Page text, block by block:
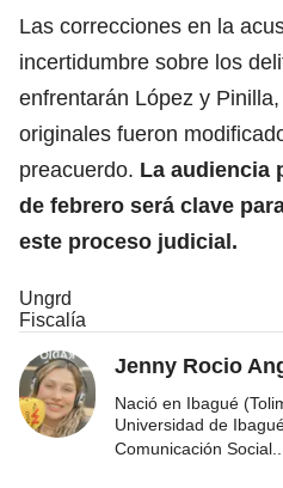
Las correcciones en la
incertidumbre sobre los
enfrentarán López y
originales fueron
preacuerdo. La audiencia
de febrero será clave
este proceso judicial.
Ungrd
Fiscalía
Jenny Rocio
Nació en Ibagué
Universidad de
Comunicación Social